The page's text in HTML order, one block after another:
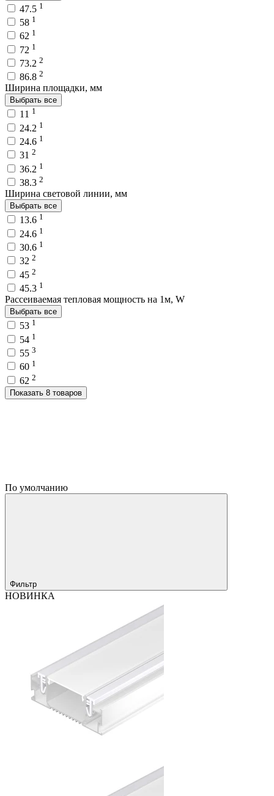
47.5 1
58 1
62 1
72 1
73.2 2
86.8 2
Ширина площадки, мм
Выбрать все
11 1
24.2 1
24.6 1
31 2
36.2 1
38.3 2
Ширина световой линии, мм
Выбрать все
13.6 1
24.6 1
30.6 1
32 2
45 2
45.3 1
Рассеиваемая тепловая мощность на 1м, W
Выбрать все
53 1
54 1
55 3
60 1
62 2
Показать 8 товаров
По умолчанию
Фильтр
НОВИНКА